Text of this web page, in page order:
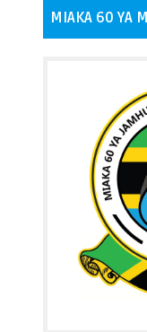
MIAKA 60 YA